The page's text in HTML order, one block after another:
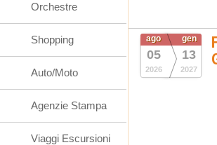
ago
05
2026
gen
13
2027
Orchestre
Shopping
Auto/Moto
Agenzie Stampa
Viaggi Escursioni